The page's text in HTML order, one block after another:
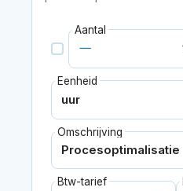
Aantal
Eenheid
Omschrijving
Btw-tarief